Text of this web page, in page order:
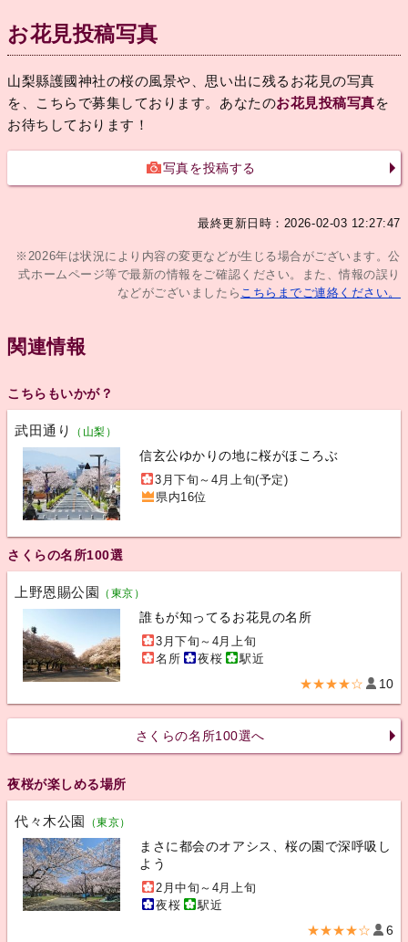
お花見投稿写真
山梨縣護國神社の桜の風景や、思い出に残るお花見の写真
を、こちらで募集しております。あなたのお花見投稿写真を
お待ちしております！
写真を投稿する
最終更新日時：2026-02-03 12:27:47
※2026年は状況により内容の変更などが生じる場合がございます。公
式ホームページ等で最新の情報をご確認ください。また、情報の誤り
などがございましたら こちらまでご連絡ください。
関連情報
こちらもいかが？
武田通り （山梨）
信玄公ゆかりの地に桜がほころぶ
3月下旬～4月上旬(予定)
県内16位
さくらの名所100選
上野恩賜公園 （東京）
誰もが知ってるお花見の名所
3月下旬～4月上旬
名所
夜桜 駅近
★★★★☆ 10
さくらの名所100選へ
夜桜が楽しめる場所
代々木公園 （東京）
まさに都会のオアシス、桜の園で深呼吸し
よう
2月中旬～4月上旬
夜桜
駅近
★★★★☆ 6